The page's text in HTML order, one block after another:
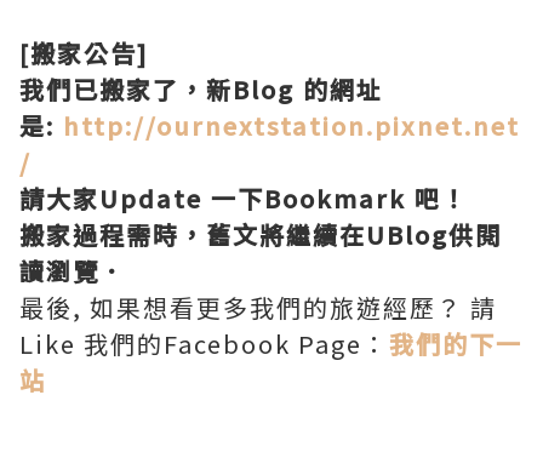
[搬家公告]
我們已搬家了，新Blog 的網址
是: http://ournextstation.pixnet.net
/
請大家Update 一下Bookmark 吧！
搬家過程需時，舊文將繼續在UBlog供閱
讀瀏覽．
最後, 如果想看更多我們的旅遊經歷？ 請
Like 我們的Facebook Page： 我們的下一
站